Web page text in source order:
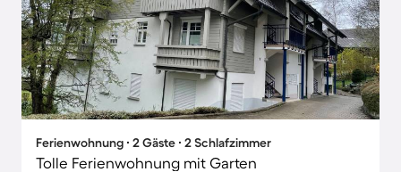
Ferienwohnung ∙ 2 Gäste ∙ 2 Schlafzimmer
Tolle Ferienwohnung mit Garten